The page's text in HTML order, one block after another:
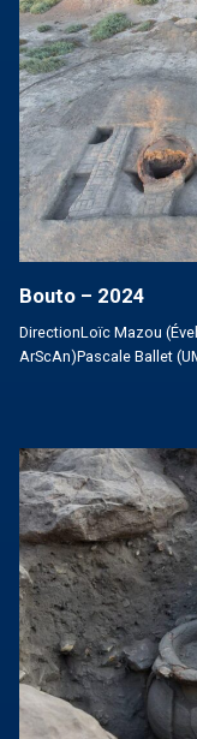
Bouto – 2024
DirectionLoïc Mazou
ArScAn)Pascale Ballet